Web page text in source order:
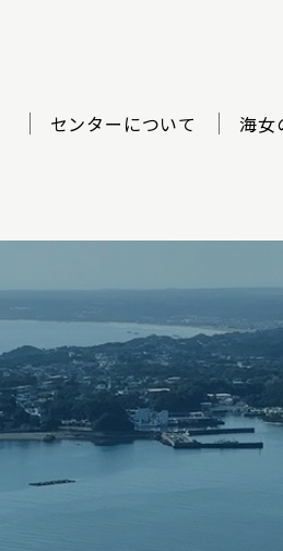
センターについて 海女